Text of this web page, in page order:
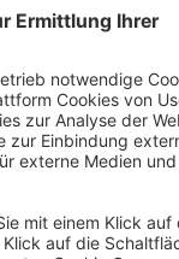
Management